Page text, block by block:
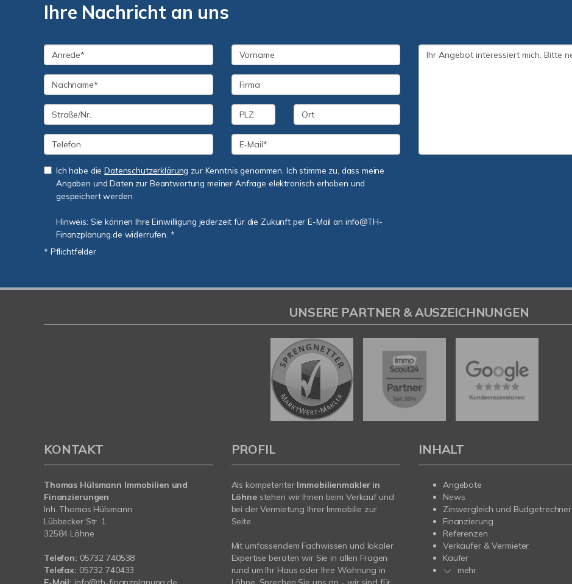
Ihre Nachricht an uns
Ich habe dieDatenschutzerklärung zur Kenntnis genommen. Ich stimme zu, dass meine
Angaben und Daten zur Beantwortung meiner Anfrage elektronisch erhoben und
gespeichert werden.
Hinweis: Sie können Ihre Einwilligung jederzeit für die Zukunft per E-Mail an info@TH-
Finanzplanung.de widerrufen. *
* Pflichtfelder
UNSERE PARTNER & AUSZEICHNUNGEN
KONTAKT
Thomas Hülsmann Immobilien und
Finanzierungen
Inh. Thomas Hülsmann
Lübbecker Str. 1
32584 Löhne
Telefon: 05732 740538
Telefax: 05732 740433
PROFIL
Als kompetenter Immobilienmakler in
Löhnestehen wir Ihnen beim Verkauf und
bei der Vermietung Ihrer Immobilie zur
Seite.
Mit umfassendem Fachwissen und lokaler
Expertise beraten wir Sie in allen Fragen
rund um Ihr Haus oder Ihre Wohnung in
INHALT
Angebote
News
Zinsvergleich und Budgetrechner
Finanzierung
Referenzen
Verkäufer & Vermieter
Käufer
mehr